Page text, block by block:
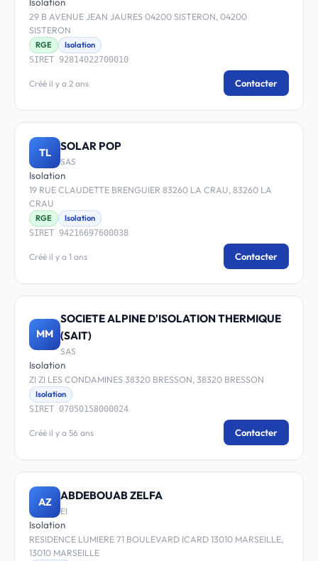
29 B AVENUE JEAN JAURES 04200 SISTERON, 04200
SISTERON
RGE
Isolation
SIRET 92814022700010
Créé il y a 2 ans Contacter
TL SOLAR POP
SAS
Isolation
19 RUE CLAUDETTE BRENGUIER 83260 LA CRAU, 83260 LA
CRAU
RGE
Isolation
SIRET 94216697600038
Créé il y a 1 ans Contacter
MM
SOCIETE ALPINE D'ISOLATION THERMIQUE
(SAIT)
SAS
Isolation
ZI ZI LES CONDAMINES 38320 BRESSON, 38320 BRESSON
Isolation
SIRET 07050158000024
Créé il y a 56 ans Contacter
AZ ABDEBOUAB ZELFA
EI
Isolation
RESIDENCE LUMIERE 71 BOULEVARD ICARD 13010 MARSEILLE,
13010 MARSEILLE